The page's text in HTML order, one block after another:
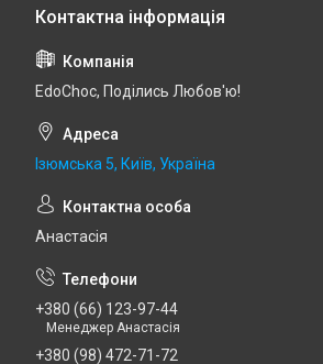
EdoСhoc, Поділись Любов'ю!
Ізюмська 5, Київ, Україна
Анастасія
+380 (66) 123-97-44
Менеджер Анастасія
+380 (98) 472-71-72